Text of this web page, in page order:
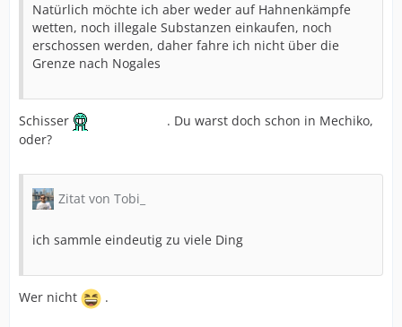
Natürlich möchte ich aber weder auf Hahnenkämpfe
wetten, noch illegale Substanzen einkaufen, noch
erschossen werden, daher fahre ich nicht über die
Grenze nach Nogales
Schisser
. Du warst doch schon in Mechiko,
oder?
Zitat von Tobi_
ich sammle eindeutig zu viele Ding
Wer nicht .